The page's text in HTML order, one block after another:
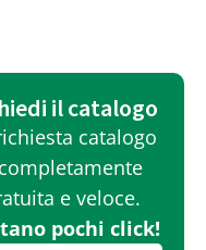
il catalogo
catalogo
e veloce.
pochi click!